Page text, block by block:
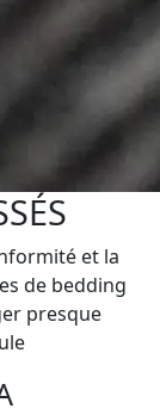
et la
de bedding
presque